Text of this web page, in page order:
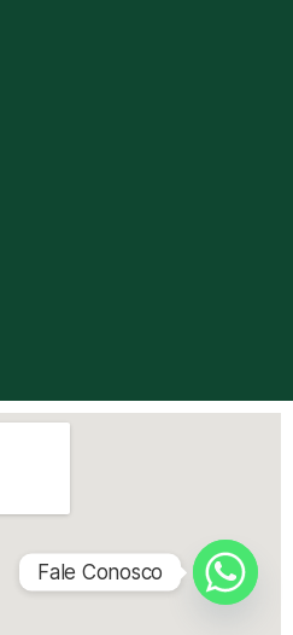
Fale Conosco